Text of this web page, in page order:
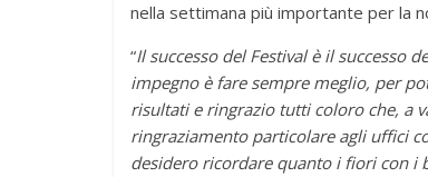
nella settimana più importante per la
“Il successo del Festival è il successo
impegno è fare sempre meglio, per
risultati e ringrazio tutti coloro che, a
ringraziamento particolare agli uffici
desidero ricordare quanto i fiori con i